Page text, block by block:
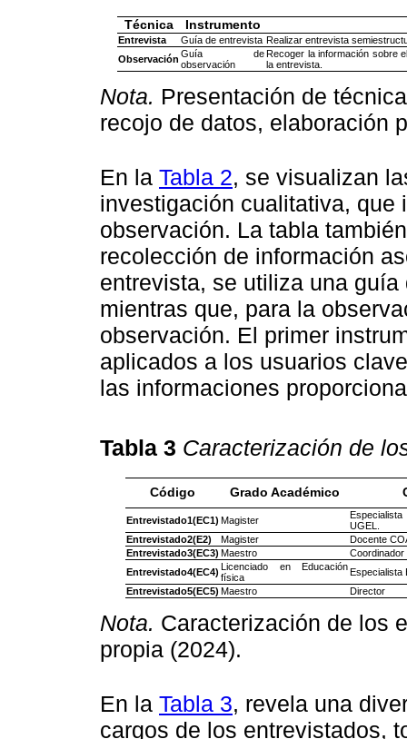
Técnica Instrumento
Entrevista Guía de entrevista Realizar entrevista
Observación Guía de
observación
Recoger la información sobre
la entrevista.
Nota. Presentación de
recojo de datos, elaboración
En la Tabla 2, se visualizan
investigación cualitativa, que
observación. La tabla
recolección de información
entrevista, se utiliza una
mientras que, para la
observación. El primer
aplicados a los usuarios
las informaciones
Tabla 3 Caracterización de
Código Grado Académico
Entrevistado1(EC1) Magister
UGEL.
Entrevistado2(E2)
Magister
Docente
Entrevistado3(EC3) Maestro
Coordinador
Entrevistado4(EC4) Licenciado en Educación
física
Especialista
Entrevistado5(EC5) Maestro Director
Nota. Caracterización de los
propia (2024).
En la Tabla 3, revela una
cargos de los entrevistados,